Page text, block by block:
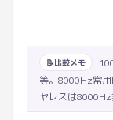
📝比較メモ
等。8000Hz常
ヤレスは